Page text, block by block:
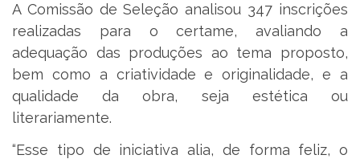
A Comissão de Seleção analisou 347 inscrições
realizadas para o certame, avaliando a
adequação das produções ao tema proposto,
bem como a criatividade e originalidade, e a
qualidade da obra, seja estética ou
literariamente.
“Esse tipo de iniciativa alia, de forma feliz, o